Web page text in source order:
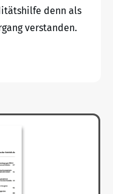
denn als
verstanden.